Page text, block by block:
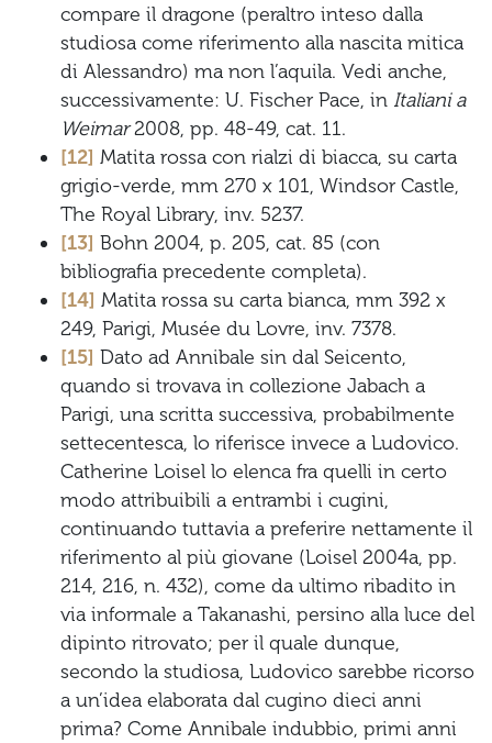
compare il dragone (peraltro inteso dalla
studiosa come riferimento alla nascita mitica
di Alessandro) ma non l’aquila. Vedi anche,
successivamente: U. Fischer Pace, in Italiani a
Weimar2008, pp. 48-49, cat. 11.
[12] Matita rossa con rialzi di biacca, su carta
grigio-verde, mm 270 x 101, Windsor Castle,
The Royal Library, inv. 5237.
[13] Bohn 2004, p. 205, cat. 85 (con
bibliografia precedente completa).
[14] Matita rossa su carta bianca, mm 392 x
249, Parigi, Musée du Lovre, inv. 7378.
[15] Dato ad Annibale sin dal Seicento,
quando si trovava in collezione Jabach a
Parigi, una scritta successiva, probabilmente
settecentesca, lo riferisce invece a Ludovico.
Catherine Loisel lo elenca fra quelli in certo
modo attribuibili a entrambi i cugini,
continuando tuttavia a preferire nettamente il
riferimento al più giovane (Loisel 2004a, pp.
214, 216, n. 432), come da ultimo ribadito in
via informale a Takanashi, persino alla luce del
dipinto ritrovato; per il quale dunque,
secondo la studiosa, Ludovico sarebbe ricorso
a un’idea elaborata dal cugino dieci anni
prima? Come Annibale indubbio, primi anni